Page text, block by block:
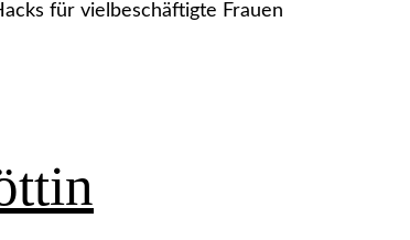
für vielbeschäftigte Frauen